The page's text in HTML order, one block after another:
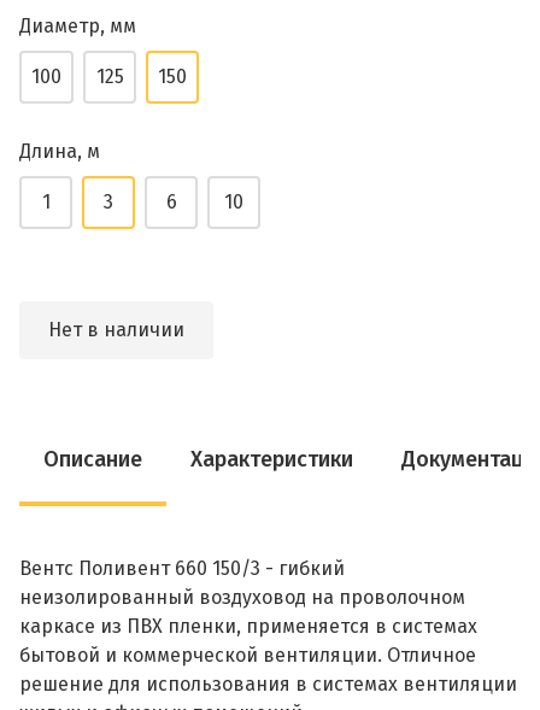
Диаметр, мм
100 125 150
Длина, м
1 3 6 10
Нет в наличии
Описание Характеристики
Вентс Поливент 660 150/3 - гибкий
неизолированный воздуховод на проволочном
каркасе из ПВХ пленки, применяется в системах
бытовой и коммерческой вентиляции. Отличное
решение для использования в системах вентиляции